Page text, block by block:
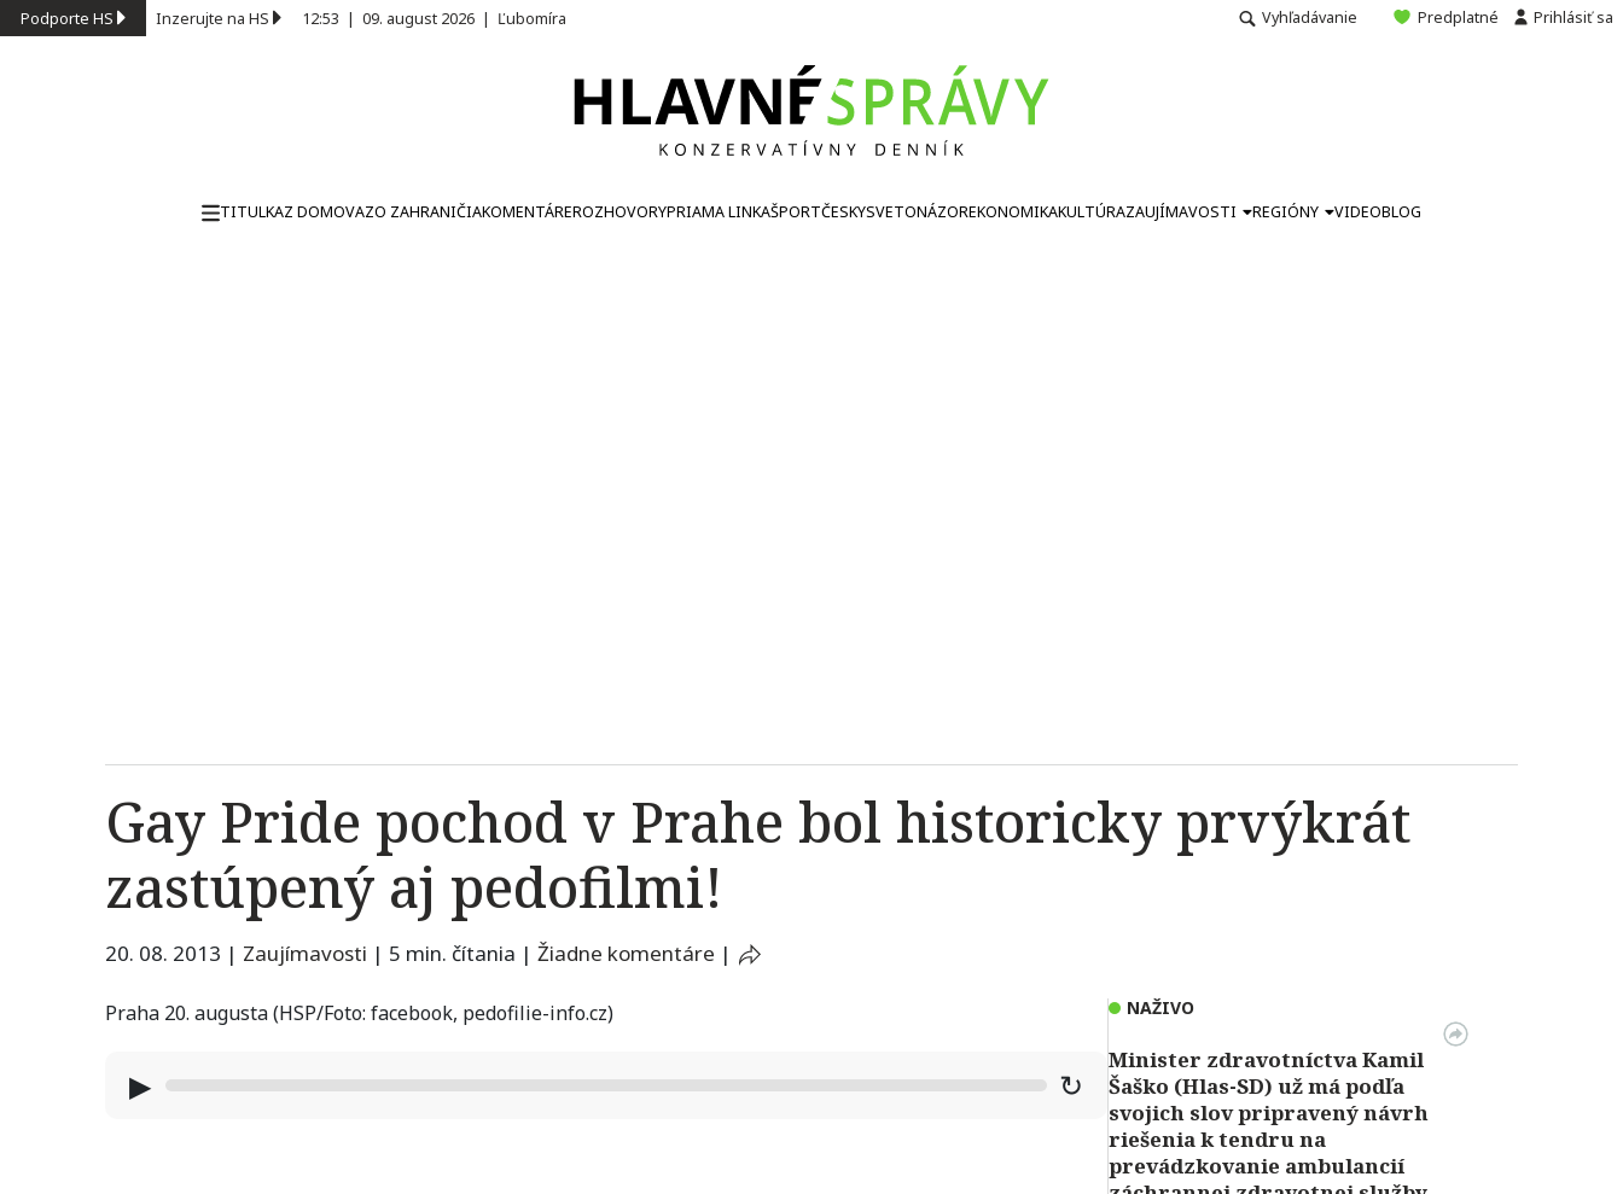
Podporte HS Inzerujte na HS 12:53 | 09. august 2026 | Ľubomíra Vyhľadávanie Predplatné Prihlásiť sa
TITULKAZ DOMOVAZO ZAHRANIČIAKOMENTÁREROZHOVORYPRIAMA LINKAŠPORTČESKYSVETONÁZOREKONOMIKAKULTÚRAZAUJÍMAVOSTI REGIÓNY VIDEOBLOG
Gay Pride pochod v Prahe bol historicky prvýkrát
zastúpený aj pedofilmi!
20. 08. 2013 | Zaujímavosti | 5 min. čítania | Žiadne komentáre |
Praha 20. augusta (HSP/Foto: facebook, pedofilie-info.cz)
▶ ↻
NAŽIVO
Minister zdravotníctva Kamil
Šaško (Hlas-SD) už má podľa
svojich slov pripravený návrh
riešenia k tendru na
prevádzkovanie ambulancií